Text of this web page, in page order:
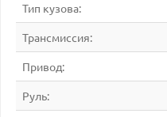
Тип кузова:
Трансмиссия:
Привод:
Руль: